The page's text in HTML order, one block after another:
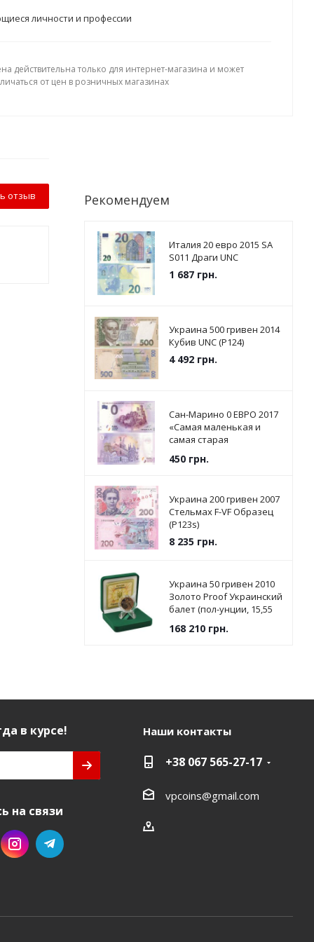
личности и профессии
действительна только для интернет-магазина и может
от цен в розничных магазинах
отзыв Рекомендуем
Италия 20 евро 2015 SА
S011 Драги UNC
1 687грн.
Украина 500 гривен 2014
Кубив UNC (P124)
4 492грн.
Сан-Марино 0 ЕВРО 2017
«Самая маленькая и
самая старая
450грн.
Украина 200 гривен 2007
Стельмах F-VF Образец
(P123s)
8 235 грн.
Украина 50 гривен 2010
Золото Proof Украинский
балет (пол-унции, 15,55
168 210грн.
в курсе!
на связи
Наши контакты
+38 067 565-27-17
vpcoins@gmail.com